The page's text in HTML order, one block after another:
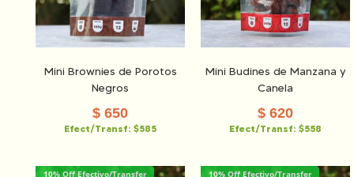
Mini Brownies de Porotos
Negros
$ 650
Efect/Transf: $585
Mini Budines de Manzana y
Canela
$ 620
Efect/Transf: $558
10% Off Efectivo/Transfer 10% Off Efectivo/Transfer